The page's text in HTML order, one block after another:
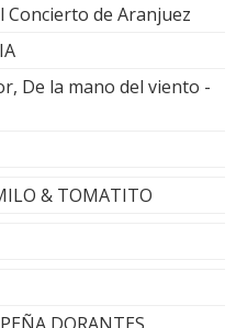
Concierto de Aranjuez
De la mano del viento -
& TOMATITO